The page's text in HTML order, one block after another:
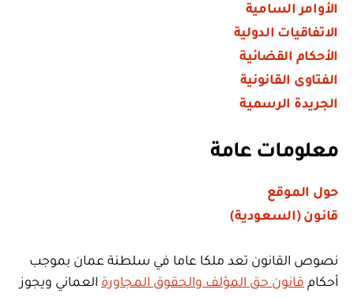
الأوامر السامية
الاتفاقيات الدولية
الأحكام القضائية
الفتاوى القانونية
الجريدة الرسمية
معلومات عامة
حول الموقع
قانون (السعودية)
نصوص القانون تعد ملكا عاما في سلطنة عمان بموجب
أحكام قانون حق المؤلف والحقوق المجاورة العماني ويجوز